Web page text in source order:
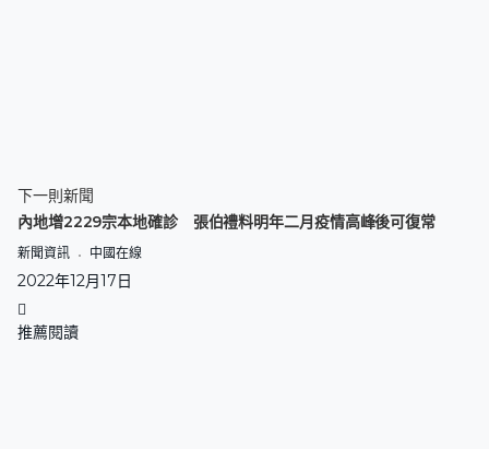
下一則新聞
內地增2229宗本地確診 張伯禮料明年二月疫情高峰後可復常
新聞資訊 中國在線
2022年12月17日
推薦閱讀